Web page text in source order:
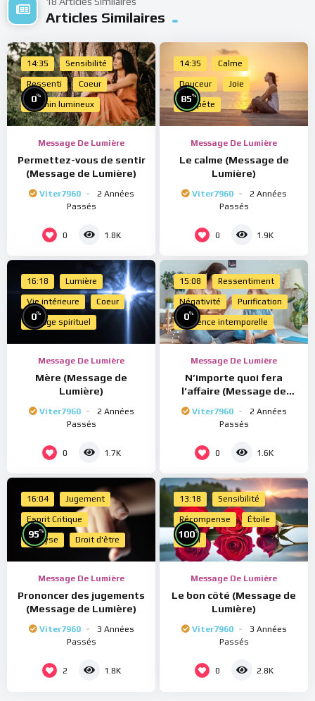
Articles Similaires
14:35 Sensibilité
Ressenti Coeur
Chemin lumineux
0%
Message De Lumière
Permettez-vous de sentir
(Message de Lumière)
Viter7960
2 Années
Passés
0 1.8K
14:35 Calme
Douceur Joie
Tempête
85%
Message De Lumière
Le calme (Message de
Lumière)
Viter7960
2 Années
Passés
0 1.9K
16:18 Lumière
Vie intérieure Coeur
Voyage spirituel
0%
Message De Lumière
Mère (Message de
Lumière)
Viter7960
2 Années
Passés
0 1.7K
15:08 Ressentiment
Négativité Purification
Présence intemporelle
0%
Message De Lumière
N’importe quoi fera
l’affaire (Message de
Viter7960
2 Années
Passés
0 1.6K
16:04 Jugement
Esprit Critique
Analyse Droit d'être
95%
Message De Lumière
Prononcer des jugements
(Message de Lumière)
Viter7960
3 Années
Passés
2 1.8K
13:18 Sensibilité
Récompense Étoile
Merci
100%
Message De Lumière
Le bon côté (Message de
Lumière)
Viter7960
3 Années
Passés
0 2.8K